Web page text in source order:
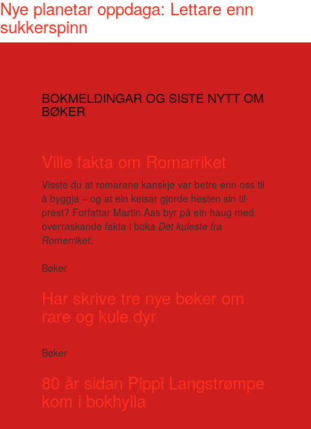
Nye planetar oppdaga: Lettare enn
sukkerspinn
BOKMELDINGAR OG SISTE NYTT OM
BØKER
Ville fakta om Romarriket
Visste du at romarane kanskje var betre enn oss til
å byggja – og at ein keisar gjorde hesten sin til
prest? Forfattar Martin Aas byr på ein haug med
overraskande fakta i boka Det kuleste fra
Romerriket.
Bøker
Har skrive tre nye bøker om
rare og kule dyr
Bøker
80 år sidan Pippi Langstrømpe
kom i bokhylla